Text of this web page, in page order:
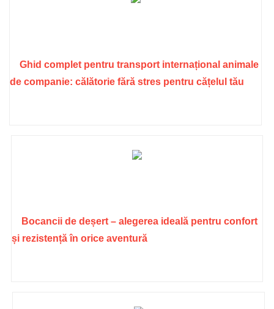
Ghid complet pentru transport internațional animale
de companie: călătorie fără stres pentru cățelul tău
Bocancii de deșert – alegerea ideală pentru confort
și rezistență în orice aventură